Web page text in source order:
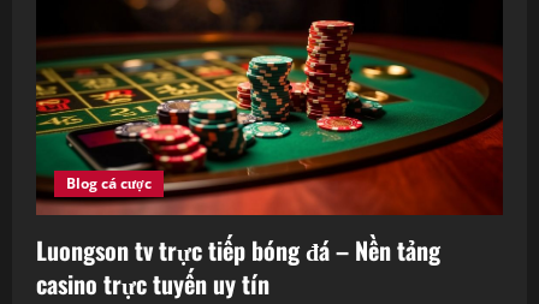
a
d
i
n
g
Blog cá cược
Luongson tv trực tiếp bóng đá – Nền tảng
casino trực tuyến uy tín